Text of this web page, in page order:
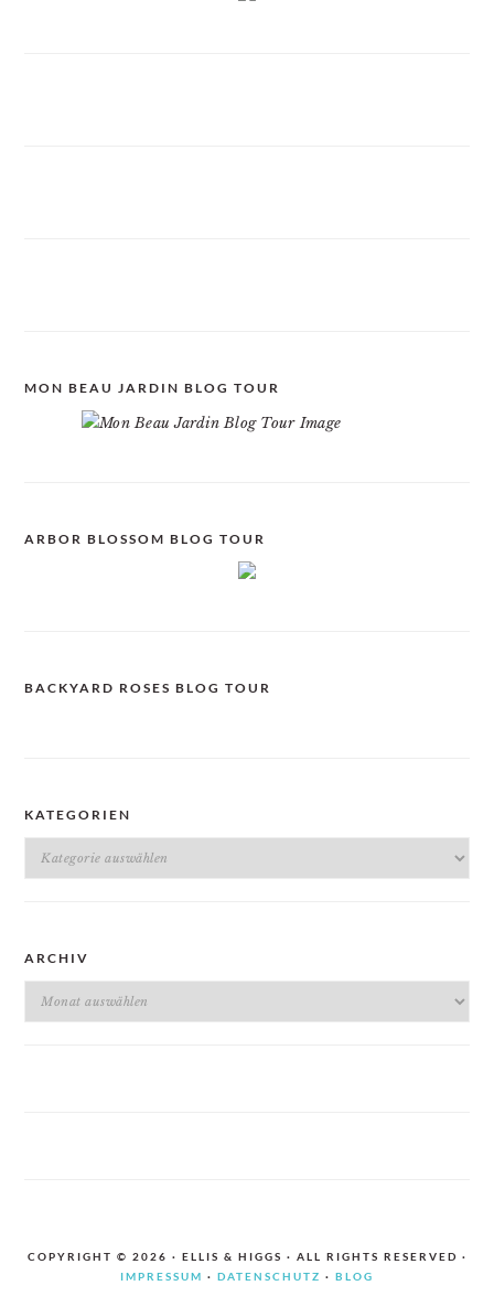
MON BEAU JARDIN BLOG TOUR
ARBOR BLOSSOM BLOG TOUR
BACKYARD ROSES BLOG TOUR
KATEGORIEN
Kategorien
ARCHIV
Archiv
COPYRIGHT © 2026 · ELLIS & HIGGS · ALL RIGHTS RESERVED ·
IMPRESSUM · DATENSCHUTZ · BLOG